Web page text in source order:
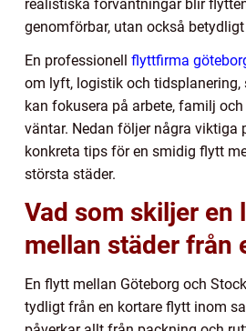
realistiska förväntningar blir
genomförbar, utan också
En professionell flyttfirma
om lyft, logistik och
kan fokusera på arbete, familj
väntar. Nedan följer några viktiga
konkreta tips för en smidig flytt
största städer.
Vad som skiljer en
mellan städer från
En flytt mellan Göteborg och
tydligt från en kortare flytt inom